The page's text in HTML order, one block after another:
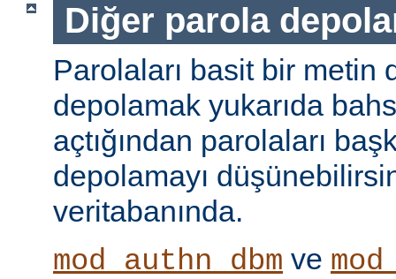
Diğer parola
Parolaları basit bir metin
depolamak yukarıda
açtığından parolaları
depolamayı
veritabanında.
mod_authn_dbm ve